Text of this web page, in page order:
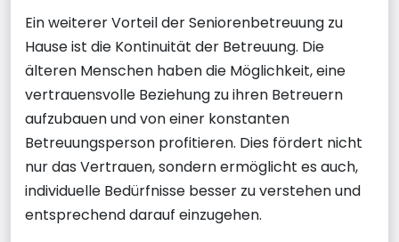
Ein weiterer Vorteil der Seniorenbetreuung zu
Hause ist die Kontinuität der Betreuung. Die
älteren Menschen haben die Möglichkeit, eine
vertrauensvolle Beziehung zu ihren Betreuern
aufzubauen und von einer konstanten
Betreuungsperson profitieren. Dies fördert nicht
nur das Vertrauen, sondern ermöglicht es auch,
individuelle Bedürfnisse besser zu verstehen und
entsprechend darauf einzugehen.